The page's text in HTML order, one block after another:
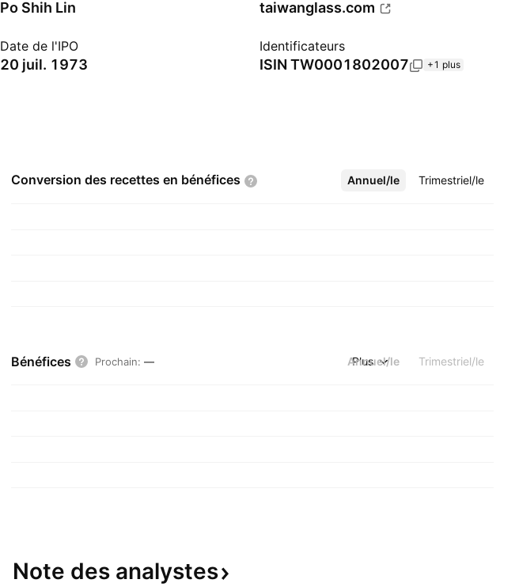
Po Shih Lin taiwanglass.com
Date de l'IPO
20 juil. 1973
Identificateurs
ISIN TW0001802007 +1 plus
Conversion des recettes en bénéfices Annuel/le Trimestriel/le
Plus
Bénéfices Prochain: — Annuel/le Trimestriel/le
Plus
Note des analystes